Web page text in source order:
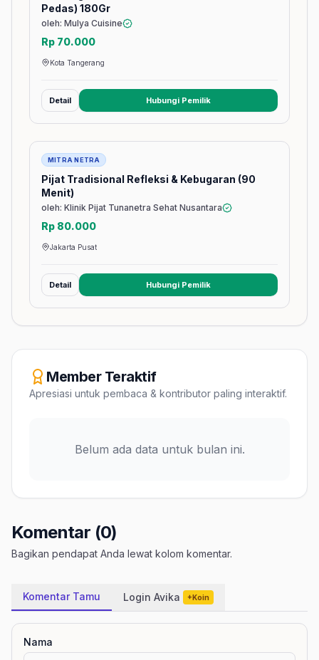
Pedas) 180Gr
oleh: Mulya Cuisine
Rp 70.000
Kota Tangerang
Detail Hubungi Pemilik(membuka tab baru)
Jasa
MITRA NETRA
Pijat Tradisional Refleksi & Kebugaran (90
Menit)
oleh: Klinik Pijat Tunanetra Sehat Nusantara
Rp 80.000
Jakarta Pusat
Detail Hubungi Pemilik(membuka tab baru)
Member Teraktif
Apresiasi untuk pembaca & kontributor paling interaktif.
Belum ada data untuk bulan ini.
Komentar (0)
Bagikan pendapat Anda lewat kolom komentar.
Komentar Tamu Login Avika +Koin
Nama